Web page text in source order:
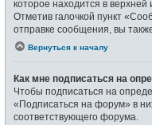
которое находится в
Отметив галочкой пункт
отправке сообщения, вы
Вернуться к началу
Как мне подписаться на
Чтобы подписаться на
«Подписаться на форум» в
соответствующего форума.